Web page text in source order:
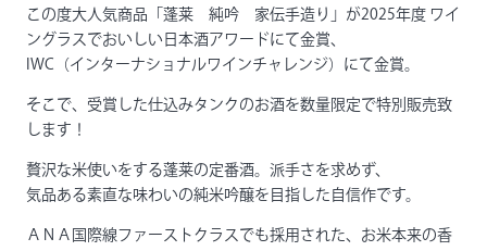
この度大人気商品「蓬莱 純吟 家伝手造り」が2025年度 ワイ
ングラスでおいしい日本酒アワードにて金賞、
IWC（インターナショナルワインチャレンジ）にて金賞。
そこで、受賞した仕込みタンクのお酒を数量限定で特別販売致
します！
贅沢な米使いをする蓬莱の定番酒。派手さを求めず、
気品ある素直な味わいの純米吟醸を目指した自信作です。
ＡＮＡ国際線ファーストクラスでも採用された、お米本来の香